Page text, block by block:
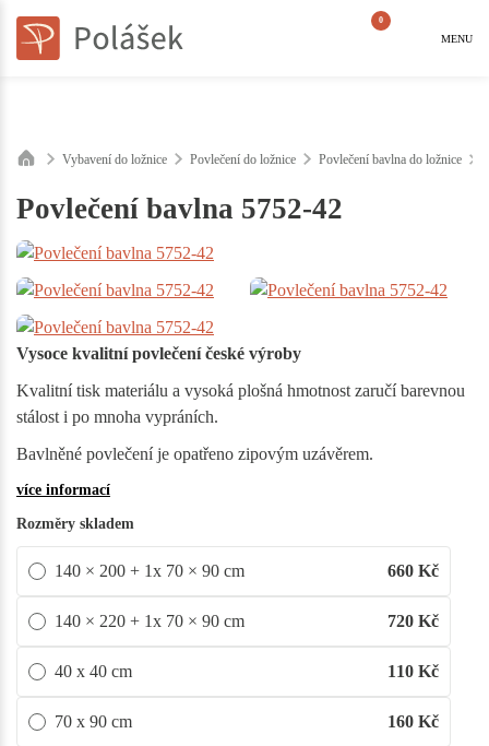
0
MENU
Vybavení do ložnice Povlečení do ložnice Povlečení bavlna do ložnice
Povlečení bavlna 5752-42
Vysoce kvalitní povlečení české výroby
Kvalitní tisk materiálu a vysoká plošná hmotnost zaručí barevnou
stálost i po mnoha vypráních.
Bavlněné povlečení je opatřeno zipovým uzávěrem.
více informací
Rozměry skladem
140 × 200 + 1x 70 × 90 cm 660 Kč
140 × 220 + 1x 70 × 90 cm 720 Kč
40 x 40 cm 110 Kč
70 x 90 cm 160 Kč